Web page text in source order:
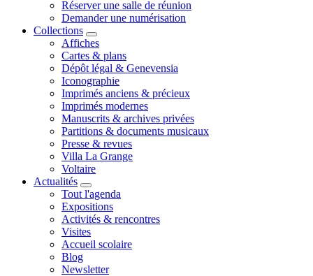
Réserver une salle de réunion
Demander une numérisation
Collections
Affiches
Cartes & plans
Dépôt légal & Genevensia
Iconographie
Imprimés anciens & précieux
Imprimés modernes
Manuscrits & archives privées
Partitions & documents musicaux
Presse & revues
Villa La Grange
Voltaire
Actualités
Tout l'agenda
Expositions
Activités & rencontres
Visites
Accueil scolaire
Blog
Newsletter